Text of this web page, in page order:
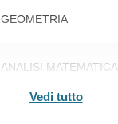
GEOMETRIA
ANALISI MATEMATICA
Vedi tutto